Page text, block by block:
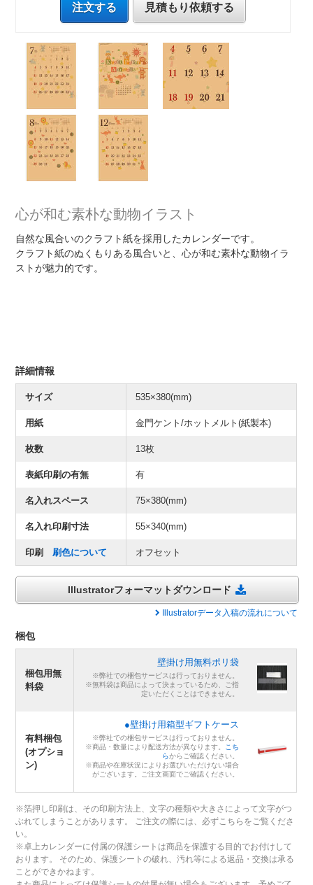
注文する 見積もり依頼する
心が和む素朴な動物イラスト
自然な風合いのクラフト紙を採用したカレンダーです。
クラフト紙のぬくもりある風合いと、心が和む素朴な動物イラ
ストが魅力的です。
詳細情報
サイズ 535×380(mm)
用紙 金門ケント/ホットメルト(紙製本)
枚数 13枚
表紙印刷の有無 有
名入れスペース 75×380(mm)
名入れ印刷寸法 55×340(mm)
印刷刷色について オフセット
Illustratorフォーマットダウンロード
Illustratorデータ入稿の流れについて
梱包
梱包用無
料袋
壁掛け用無料ポリ袋
※弊社での梱包サービスは行っておりません。
※無料袋は商品によって決まっているため、ご指
定いただくことはできません。
有料梱包
(オプショ
ン)
●壁掛け用箱型ギフトケース
※弊社での梱包サービスは行っておりません。
※商品・数量により配送方法が異なります。 こち
らからご確認ください。
※商品や在庫状況によりお選びいただけない場合
がございます。ご注文画面でご確認ください。
※箔押し印刷は、その印刷方法上、文字の種類や大きさによって文字がつ
ぶれてしまうことがあります。 ご注文の際には、必ずこちらをご覧くださ
い。
※卓上カレンダーに付属の保護シートは商品を保護する目的でお付けして
おります。 そのため、保護シートの破れ、汚れ等による返品・交換は承る
ことができかねます。